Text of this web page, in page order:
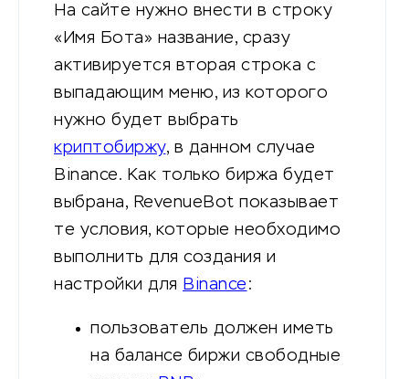
На сайте нужно внести в строку
«Имя Бота» название, сразу
активируется вторая строка с
выпадающим меню, из которого
нужно будет выбрать
криптобиржу, в данном случае
Binance. Как только биржа будет
выбрана, RevenueBot показывает
те условия, которые необходимо
выполнить для создания и
настройки для Binance :
пользователь должен иметь
на балансе биржи свободные